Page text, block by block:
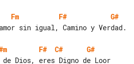
Fm F#
G#
sin igual, Camino y Verdad.
F# C#
G#